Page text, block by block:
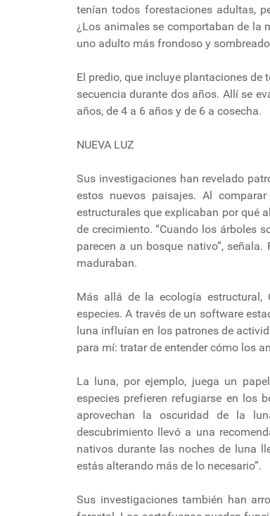
tenían todos forestaciones adultas,
¿Los animales se comportaban de la
uno adulto más frondoso y
El predio, que incluye plantaciones de
secuencia durante dos años. Allí se
años, de 4 a 6 años y de 6 a cosecha.
NUEVA LUZ
Sus investigaciones han revelado
estos nuevos paisajes. Al
estructurales que explicaban por qué
de crecimiento. “Cuando los árboles
parecen a un bosque nativo”,
maduraban.
Más allá de la ecología estructural,
especies. A través de un software
luna influían en los patrones de
para mí: tratar de entender cómo los
La luna, por ejemplo, juega un
especies prefieren refugiarse en los
aprovechan la oscuridad de la
descubrimiento llevó a una
nativos durante las noches de luna
estás alterando más de lo necesario”.
Sus investigaciones también han